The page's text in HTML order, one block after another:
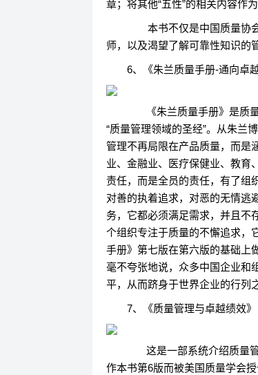
章；将其他“五性”的相关内容作
本书不仅是中国质量协会
师，以及渴望了解可靠性知识的
6、《朱兰质量手册-通向卓
《朱兰质量手册》是质量
“质量管理领域的圣经”。从朱兰
管理不再局限在产品质量，而是
业、金融业、医疗保健业、教育
责任，而是全员的责任，有了组
对善的执着追求，对恶的无情逃
务，它都必须满足需求，并且不
个组织专注于质量的不懈追求，
手册》第七版在第六版的基础上
毫不夸张地说，众多中国企业和
平，从而跻身于世界企业的行列
7、《质量管理与卓越绩效
这是一部系统介绍质量管
作本书第6版而被美国质量学会授